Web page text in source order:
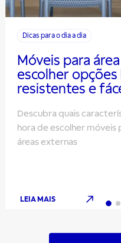
Dicas para o dia a dia
Móveis para
escolher
resistentes e
Descubra quais
hora de escolher móveis
áreas externas
LEIA MAIS